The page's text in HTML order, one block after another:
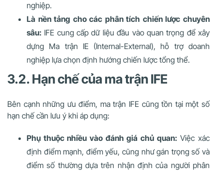
nghiệp.
Là nền tảng cho các phân tích chiến lược chuyên
sâu: IFE cung cấp dữ liệu đầu vào quan trọng để xây
dựng Ma trận IE (Internal-External), hỗ trợ doanh
nghiệp lựa chọn định hướng chiến lược tổng thể.
3.2. Hạn chế của ma trận IFE
Bên cạnh những ưu điểm, ma trận IFE cũng tồn tại một số
hạn chế cần lưu ý khi áp dụng:
Phụ thuộc nhiều vào đánh giá chủ quan: Việc xác
định điểm mạnh, điểm yếu, cũng như gán trọng số và
điểm số thường dựa trên nhận định của người phân